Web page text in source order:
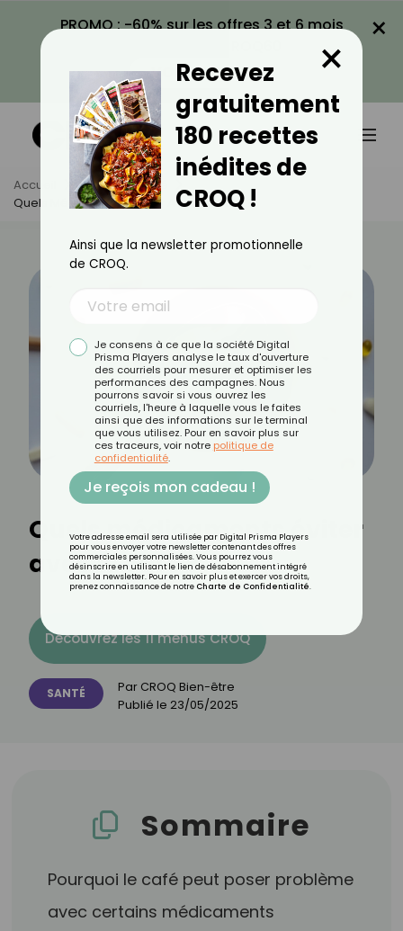
PROMO : -60% sur les offres 3 et 6 mois
VOIR LA PROMO
×
Accueil Actus
Santé
Quels Médicaments Éviter Avec Le Café ?
Quels médicaments éviter
avec le café ?
Découvrez les 11 menus CROQ
SANTÉ Par CROQ Bien-être
Publié le 23/05/2025
Sommaire
Pourquoi le café peut poser problème
avec certains médicaments
Recevez
gratuitement
180 recettes
inédites de
CROQ !
×
Ainsi que la newsletter promotionnelle
de CROQ.
Je consens à ce que la société Digital
Prisma Players analyse le taux d'ouverture
des courriels pour mesurer et optimiser les
performances des campagnes. Nous
pourrons savoir si vous ouvrez les
courriels, l'heure à laquelle vous le faites
ainsi que des informations sur le terminal
que vous utilisez. Pour en savoir plus sur
ces traceurs, voir notre politique de
confidentialité.
Je reçois mon cadeau !
Votre adresse email sera utilisée par Digital Prisma Players
pour vous envoyer votre newsletter contenant des offres
commerciales personnalisées. Vous pourrez vous
désinscrire en utilisant le lien de désabonnement intégré
dans la newsletter. Pour en savoir plus et exercer vos droits,
prenez connaissance de notre Charte de Confidentialité.